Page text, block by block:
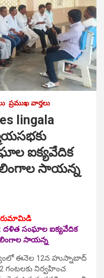
ప్రముఖ వార్తలు
lingala
ఐక్యవేదిక
లింగాల సాయన్న
: దళిత సంఘాల ఐక్యవేదిక
లింగాల సాయన్న
ఈనెల 12న హుస్నాబాద్
గంటలకు నిర్వహించ